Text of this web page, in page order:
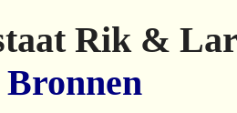
Rik &
Bronnen